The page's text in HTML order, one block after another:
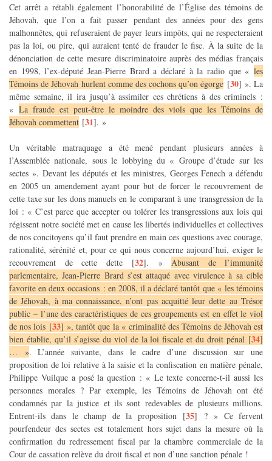
Cet arrêt a rétabli également l’honorabilité de l’Église des témoins de
Jéhovah, que l’on a fait passer pendant des années pour des gens
malhonnêtes, qui refuseraient de payer leurs impôts, qui ne respecteraient
pas la loi, ou pire, qui auraient tenté de frauder le fisc. À la suite de la
dénonciation de cette mesure discriminatoire auprès des médias français
en 1998, l’ex-député Jean-Pierre Brard a déclaré à la radio que « les
Témoins de Jéhovah hurlent comme des cochons qu’on égorge [30] ». La
même semaine, il ira jusqu’à assimiler ces chrétiens à des criminels :
« La fraude est peut-être le moindre des viols que les Témoins de
Jéhovah commettent [31]. »
Un véritable matraquage a été mené pendant plusieurs années à
l’Assemblée nationale, sous le lobbying du « Groupe d’étude sur les
sectes ». Devant les députés et les ministres, Georges Fenech a défendu
en 2005 un amendement ayant pour but de forcer le recouvrement de
cette taxe sur les dons manuels en le comparant à une transgression de la
loi : « C’est parce que accepter ou tolérer les transgressions aux lois qui
régissent notre société met en cause les libertés individuelles et collectives
de nos concitoyens qu’il faut prendre en main ces questions avec courage,
rationalité, sérénité et, pour ce qui nous concerne aujourd’hui, exiger le
recouvrement de cette dette[32]. » Abusant de l’immunité
parlementaire, Jean-Pierre Brard s’est attaqué avec virulence à sa cible
favorite en deux occasions : en 2008, il a déclaré tantôt que « les témoins
de Jéhovah, à ma connaissance, n’ont pas acquitté leur dette au Trésor
public – l’une des caractéristiques de ces groupements est en effet le viol
de nos lois [33] », tantôt que la « criminalité des Témoins de Jéhovah est
bien établie, qu’il s’agisse du viol de la loi fiscale et du droit pénal [34]
… ». L’année suivante, dans le cadre d’une discussion sur une
proposition de loi relative à la saisie et la confiscation en matière pénale,
Philippe Vuilque a posé la question : « Le texte concerne-t-il aussi les
personnes morales ? Par exemple, les Témoins de Jéhovah ont été
condamnés par la justice et ils sont redevables de plusieurs millions.
Entrent-ils dans le champ de la proposition [35] ? » Ce fervent
pourfendeur des sectes est totalement hors sujet dans la mesure où la
confirmation du redressement fiscal par la chambre commerciale de la
Cour de cassation relève du droit fiscal et non d’une sanction pénale !